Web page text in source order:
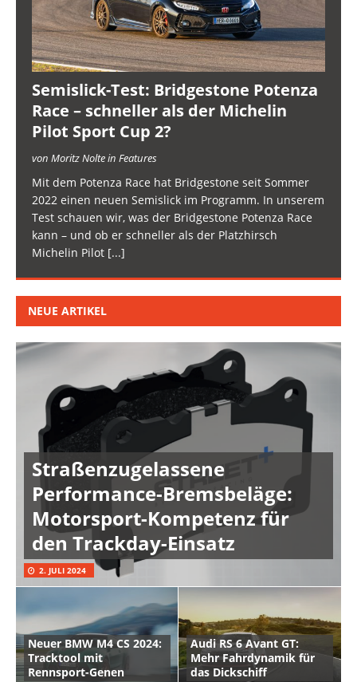
Semislick-Test: Bridgestone Potenza
Race – schneller als der Michelin
Pilot Sport Cup 2?
von Moritz Nolte in Features
Mit dem Potenza Race hat Bridgestone seit Sommer
2022 einen neuen Semislick im Programm. In unserem
Test schauen wir, was der Bridgestone Potenza Race
kann – und ob er schneller als der Platzhirsch
Michelin Pilot [...]
NEUE ARTIKEL
Straßenzugelassene
Performance-Bremsbeläge:
Motorsport-Kompetenz für
den Trackday-Einsatz
2. JULI 2024
Neuer BMW M4 CS 2024:
Tracktool mit
Rennsport-Genen
Audi RS 6 Avant GT:
Mehr Fahrdynamik für
das Dickschiff